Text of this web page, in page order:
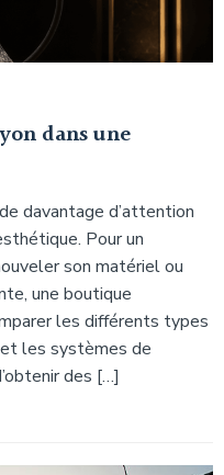
dans une
davantage d’attention
Pour un
son matériel ou
une boutique
les différents types
les systèmes de
des […]